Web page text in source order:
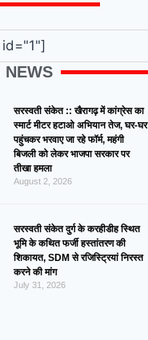
NEWS
सरस्वती संकेत :: खैरागढ़ में कांग्रेस का
स्मार्ट मीटर हटाओ अभियान तेज, घर-घर
पहुंचकर भरवाए जा रहे फॉर्म, महंगी
बिजली को लेकर भाजपा सरकार पर
तीखा हमला
August 2, 2026
सरस्वती संकेत दुर्ग के करहीडीह स्थित
भूमि के कथित फर्जी हस्तांतरण की
शिकायत, SDM से रजिस्ट्रियां निरस्त
करने की मांग
July 31, 2026